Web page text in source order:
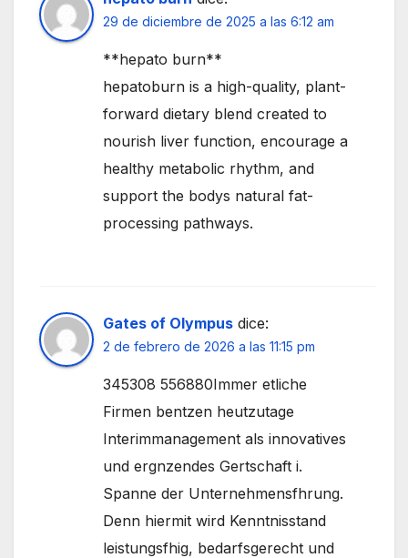
29 de diciembre de 2025 a las 6:12 am
**hepato burn**
hepatoburn is a high-quality, plant-
forward dietary blend created to
nourish liver function, encourage a
healthy metabolic rhythm, and
support the bodys natural fat-
processing pathways.
Gates of Olympus dice:
2 de febrero de 2026 a las 11:15 pm
345308 556880Immer etliche
Firmen bentzen heutzutage
Interimmanagement als innovatives
und ergnzendes Gertschaft i.
Spanne der Unternehmensfhrung.
Denn hiermit wird Kenntnisstand
leistungsfhig, bedarfsgerecht und